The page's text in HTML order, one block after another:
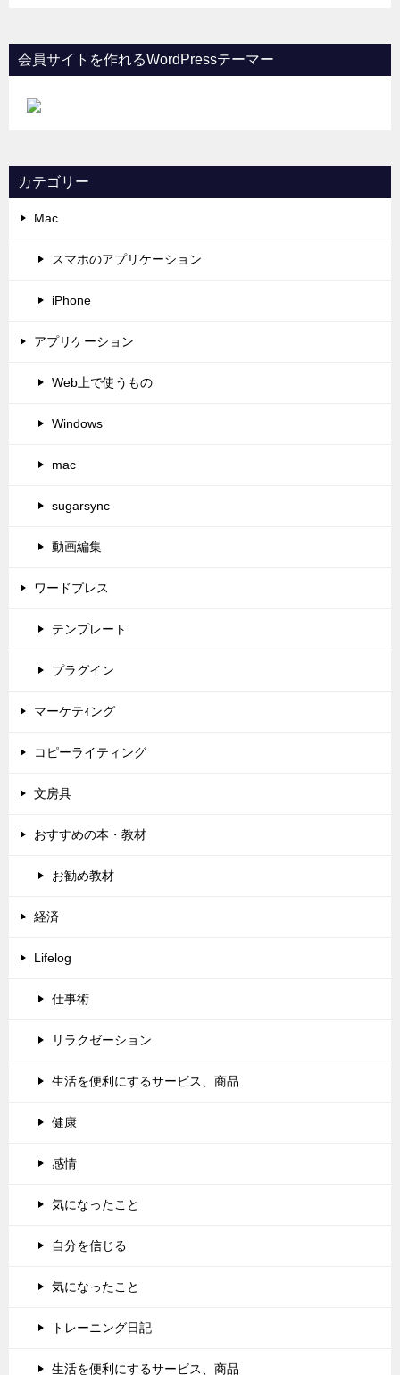
会員サイトを作れるWordPressテーマー
カテゴリー
Mac
スマホのアプリケーション
iPhone
アプリケーション
Web上で使うもの
Windows
mac
sugarsync
動画編集
ワードプレス
テンプレート
プラグイン
マーケテｨング
コピーライティング
文房具
おすすめの本・教材
お勧め教材
経済
Lifelog
仕事術
リラクゼーション
生活を便利にするサービス、商品
健康
感情
気になったこと
自分を信じる
気になったこと
トレーニング日記
生活を便利にするサービス、商品